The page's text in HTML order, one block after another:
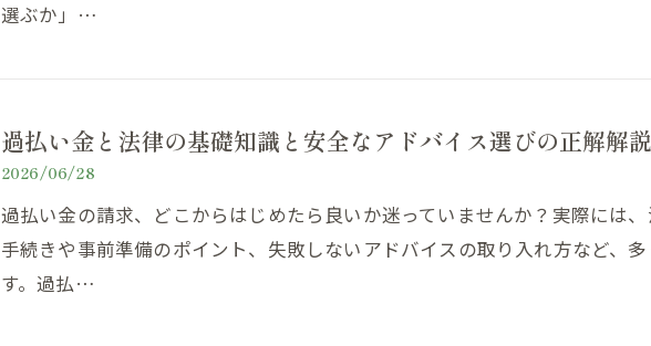
選ぶか」…
過払い金と法律の基礎知識と安全なアドバイス選びの正解解説
2026/06/28
過払い金の請求、どこからはじめたら良いか迷っていませんか？実際には、
手続きや事前準備のポイント、失敗しないアドバイスの取り入れ方など、
す。過払…